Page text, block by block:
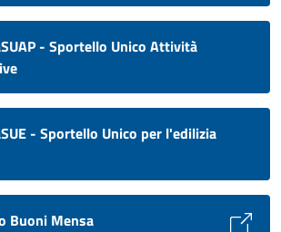
- Sportello Unico Attività
- Sportello Unico per l'edilizia
Buoni Mensa